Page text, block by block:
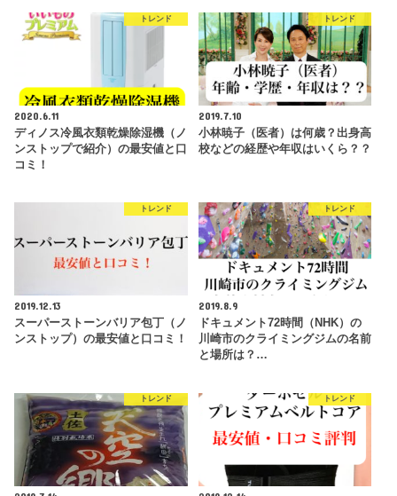
トレンド
2020.6.11
ディノス冷風衣類乾燥除湿機（ノ
ンストップで紹介）の最安値と口
コミ！
トレンド
2019.7.10
小林暁子（医者）は何歳？出身高
校などの経歴や年収はいくら？？
トレンド
2019.12.13
スーパーストーンバリア包丁（ノ
ンストップ）の最安値と口コミ！
トレンド
2019.8.9
ドキュメント72時間（NHK）の
川崎市のクライミングジムの名前
と場所は？…
トレンド トレンド